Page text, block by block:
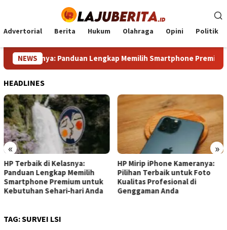
konten
Advertorial Berita Hukum Olahraga Opini Politik
NEWS
di Kelasnya: Panduan Lengkap Memilih Smartphone Premium
HEADLINES
« »
HP Terbaik di Kelasnya:
Panduan Lengkap Memilih
Smartphone Premium untuk
Kebutuhan Sehari‑hari Anda
HP Mirip iPhone Kameranya:
Pilihan Terbaik untuk Foto
Kualitas Profesional di
Genggaman Anda
TAG:SURVEI LSI